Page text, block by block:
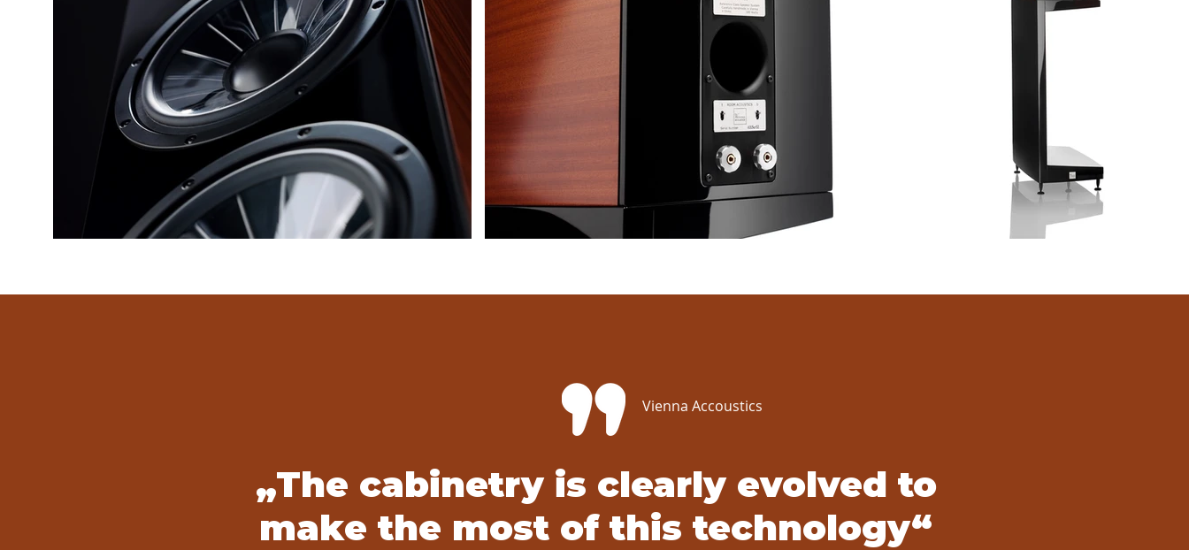
Vienna Accoustics
„The cabinetry is clearly evolved to
make the most of this technology“